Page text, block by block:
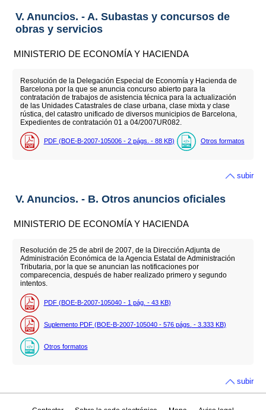
V. Anuncios. - A. Subastas y concursos de
obras y servicios
MINISTERIO DE ECONOMÍA Y HACIENDA
Resolución de la Delegación Especial de Economía y Hacienda de
Barcelona por la que se anuncia concurso abierto para la
contratación de trabajos de asistencia técnica para la actualización
de las Unidades Catastrales de clase urbana, clase mixta y clase
rústica, del catastro unificado de diversos municipios de Barcelona,
Expedientes de contratación 01 a 04/2007UR082.
PDF (BOE-B-2007-105006 - 2 págs. - 88 KB) Otros formatos
subir
V. Anuncios. - B. Otros anuncios oficiales
MINISTERIO DE ECONOMÍA Y HACIENDA
Resolución de 25 de abril de 2007, de la Dirección Adjunta de
Administración Económica de la Agencia Estatal de Administración
Tributaria, por la que se anuncian las notificaciones por
comparecencia, después de haber realizado primero y segundo
intentos.
PDF (BOE-B-2007-105040 - 1 pág. - 43 KB)
Suplemento PDF (BOE-B-2007-105040 - 576 págs. - 3.333 KB)
Otros formatos
subir